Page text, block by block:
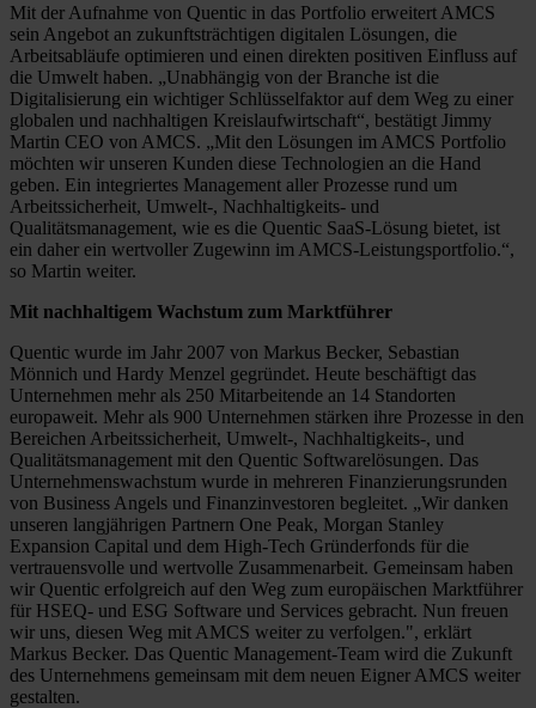
Mit der Aufnahme von Quentic in das Portfolio erweitert AMCS
sein Angebot an zukunftsträchtigen digitalen Lösungen, die
Arbeitsabläufe optimieren und einen direkten positiven Einfluss auf
die Umwelt haben. „Unabhängig von der Branche ist die
Digitalisierung ein wichtiger Schlüsselfaktor auf dem Weg zu einer
globalen und nachhaltigen Kreislaufwirtschaft“, bestätigt Jimmy
Martin CEO von AMCS. „Mit den Lösungen im AMCS Portfolio
möchten wir unseren Kunden diese Technologien an die Hand
geben. Ein integriertes Management aller Prozesse rund um
Arbeitssicherheit, Umwelt-, Nachhaltigkeits- und
Qualitätsmanagement, wie es die Quentic SaaS-Lösung bietet, ist
ein daher ein wertvoller Zugewinn im AMCS-Leistungsportfolio.“,
so Martin weiter.
Mit nachhaltigem Wachstum zum Marktführer
Quentic wurde im Jahr 2007 von Markus Becker, Sebastian
Mönnich und Hardy Menzel gegründet. Heute beschäftigt das
Unternehmen mehr als 250 Mitarbeitende an 14 Standorten
europaweit. Mehr als 900 Unternehmen stärken ihre Prozesse in den
Bereichen Arbeitssicherheit, Umwelt-, Nachhaltigkeits-, und
Qualitätsmanagement mit den Quentic Softwarelösungen. Das
Unternehmenswachstum wurde in mehreren Finanzierungsrunden
von Business Angels und Finanzinvestoren begleitet. „Wir danken
unseren langjährigen Partnern One Peak, Morgan Stanley
Expansion Capital und dem High-Tech Gründerfonds für die
vertrauensvolle und wertvolle Zusammenarbeit. Gemeinsam haben
wir Quentic erfolgreich auf den Weg zum europäischen Marktführer
für HSEQ- und ESG Software und Services gebracht. Nun freuen
wir uns, diesen Weg mit AMCS weiter zu verfolgen.", erklärt
Markus Becker. Das Quentic Management-Team wird die Zukunft
des Unternehmens gemeinsam mit dem neuen Eigner AMCS weiter
gestalten.